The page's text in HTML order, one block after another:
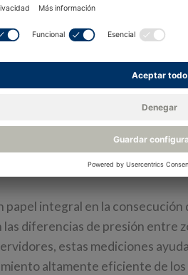
y Aire Acondicionado
en los centros
integral en la
diferencias de presión entre
estas mediciones
altamente eficiente de los